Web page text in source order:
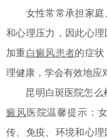
女性常常承担家庭
和心理压力，因此心
加重白癜风患者的症状
理健康，学会有效地应
昆明白斑医院怎么
癜风 医院温馨提示：
传、免疫、环境和心